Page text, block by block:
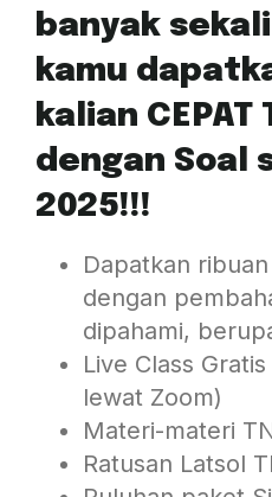
banyak
kamu
kalian CEPAT
dengan Soal
2025!!!
Dapatkan
dengan
dipahami,
Live Class
lewat Zoom)
Materi-materi
Ratusan Latsol